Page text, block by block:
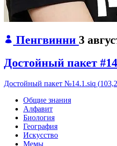
Пенгвинни 3
Достойный пакет
Достойный пакет №14.1.siq (
Общие знания
Алфавит
Биология
География
Искусство
Мемы